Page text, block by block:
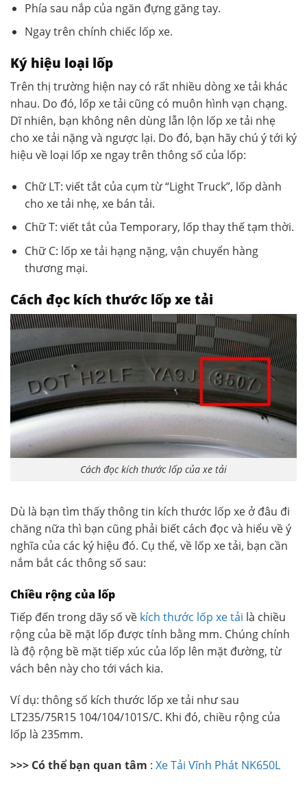
Phía sau nắp của ngăn đựng găng tay.
Ngay trên chính chiếc lốp xe.
Ký hiệu loại lốp
Trên thị trường hiện nay có rất nhiều dòng xe tải khác
nhau. Do đó, lốp xe tải cũng có muôn hình vạn chạng.
Dĩ nhiên, bạn không nên dùng lẫn lộn lốp xe tải nhẹ
cho xe tải nặng và ngược lại. Do đó, bạn hãy chú ý tới ký
hiệu về loại lốp xe ngay trên thông số của lốp:
Chữ LT: viết tắt của cụm từ “Light Truck”, lốp dành
cho xe tải nhẹ, xe bán tải.
Chữ T: viết tắt của Temporary, lốp thay thế tạm thời.
Chữ C: lốp xe tải hạng nặng, vận chuyển hàng
thương mại.
Cách đọc kích thước lốp xe tải
Cách đọc kích thước lốp của xe tải
Dù là bạn tìm thấy thông tin kích thước lốp xe ở đâu đi
chăng nữa thì bạn cũng phải biết cách đọc và hiểu về ý
nghĩa của các ký hiệu đó. Cụ thể, về lốp xe tải, bạn cần
nắm bắt các thông số sau:
Chiều rộng của lốp
Tiếp đến trong dãy số về kích thước lốp xe tải là chiều
rộng của bề mặt lốp được tính bằng mm. Chúng chính
là độ rộng bề mặt tiếp xúc của lốp lên mặt đường, từ
vách bên này cho tới vách kia.
Ví dụ: thông số kích thước lốp xe tải như sau
LT235/75R15 104/104/101S/C. Khi đó, chiều rộng của
lốp là 235mm.
>>> Có thể bạn quan tâm : Xe Tải Vĩnh Phát NK650L